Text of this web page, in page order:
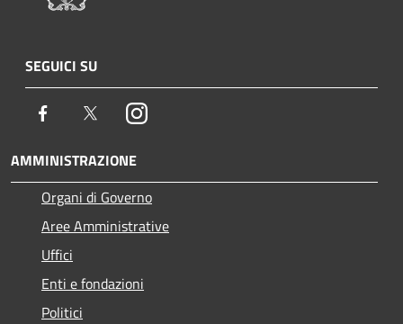
SEGUICI SU
Facebook TwitterInstagram
AMMINISTRAZIONE
Organi di Governo
Aree Amministrative
Uffici
Enti e fondazioni
Politici